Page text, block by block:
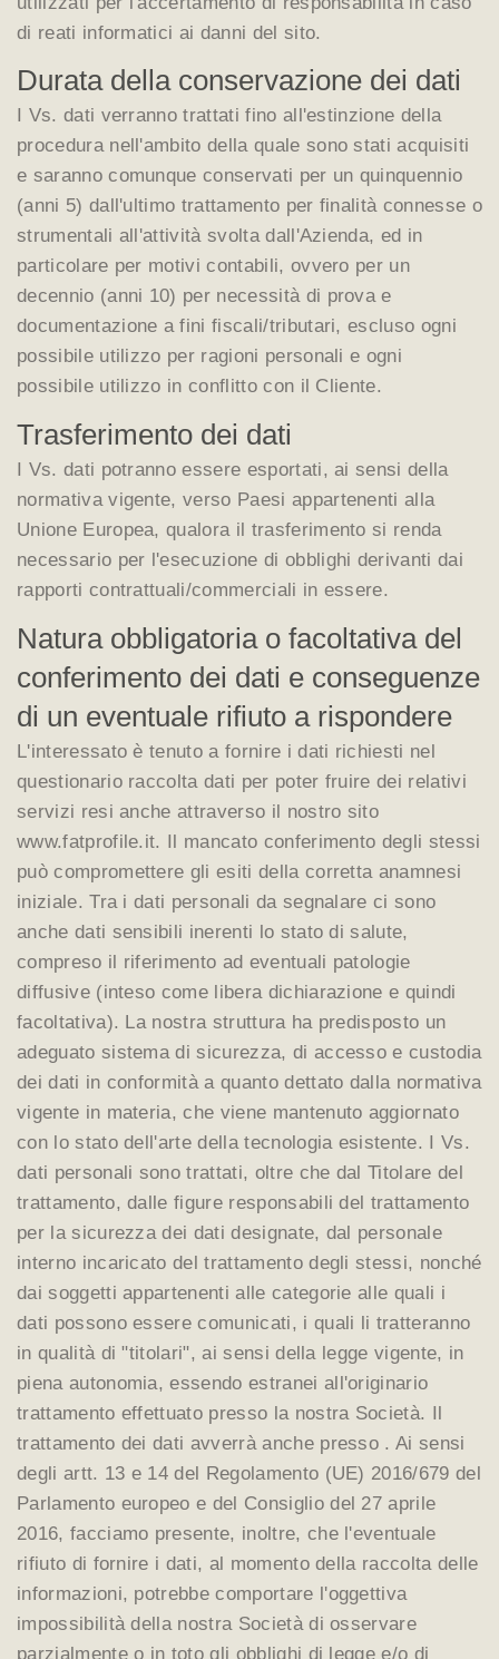
di reati informatici ai danni del sito.
Durata della conservazione dei dati
I Vs. dati verranno trattati fino all'estinzione della
procedura nell'ambito della quale sono stati acquisiti
e saranno comunque conservati per un quinquennio
(anni 5) dall'ultimo trattamento per finalità connesse o
strumentali all'attività svolta dall'Azienda, ed in
particolare per motivi contabili, ovvero per un
decennio (anni 10) per necessità di prova e
documentazione a fini fiscali/tributari, escluso ogni
possibile utilizzo per ragioni personali e ogni
possibile utilizzo in conflitto con il Cliente.
Trasferimento dei dati
I Vs. dati potranno essere esportati, ai sensi della
normativa vigente, verso Paesi appartenenti alla
Unione Europea, qualora il trasferimento si renda
necessario per l'esecuzione di obblighi derivanti dai
rapporti contrattuali/commerciali in essere.
Natura obbligatoria o facoltativa del
conferimento dei dati e conseguenze
di un eventuale rifiuto a rispondere
L'interessato è tenuto a fornire i dati richiesti nel
questionario raccolta dati per poter fruire dei relativi
servizi resi anche attraverso il nostro sito
www.fatprofile.it. Il mancato conferimento degli stessi
può compromettere gli esiti della corretta anamnesi
iniziale. Tra i dati personali da segnalare ci sono
anche dati sensibili inerenti lo stato di salute,
compreso il riferimento ad eventuali patologie
diffusive (inteso come libera dichiarazione e quindi
facoltativa). La nostra struttura ha predisposto un
adeguato sistema di sicurezza, di accesso e custodia
dei dati in conformità a quanto dettato dalla normativa
vigente in materia, che viene mantenuto aggiornato
con lo stato dell'arte della tecnologia esistente. I Vs.
dati personali sono trattati, oltre che dal Titolare del
trattamento, dalle figure responsabili del trattamento
per la sicurezza dei dati designate, dal personale
interno incaricato del trattamento degli stessi, nonché
dai soggetti appartenenti alle categorie alle quali i
dati possono essere comunicati, i quali li tratteranno
in qualità di "titolari", ai sensi della legge vigente, in
piena autonomia, essendo estranei all'originario
trattamento effettuato presso la nostra Società. Il
trattamento dei dati avverrà anche presso . Ai sensi
degli artt. 13 e 14 del Regolamento (UE) 2016/679 del
Parlamento europeo e del Consiglio del 27 aprile
2016, facciamo presente, inoltre, che l'eventuale
rifiuto di fornire i dati, al momento della raccolta delle
informazioni, potrebbe comportare l'oggettiva
impossibilità della nostra Società di osservare
parzialmente o in toto gli obblighi di legge e/o di